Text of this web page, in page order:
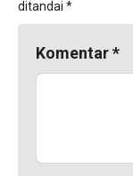
ditandai *
Komentar*